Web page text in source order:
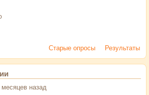
Старые опросы Результаты
месяцев назад